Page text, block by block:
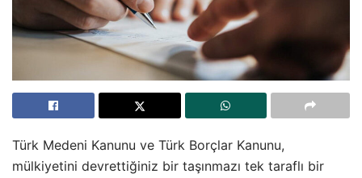
Türk Medeni Kanunu ve Türk Borçlar Kanunu,
mülkiyetini devrettiğiniz bir taşınmazı tek taraflı bir